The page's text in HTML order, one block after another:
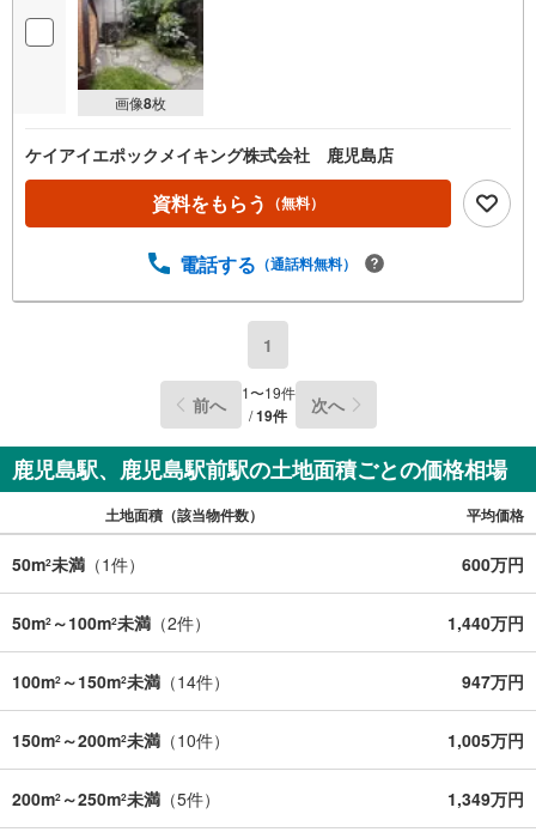
画像8枚
ケイアイエポックメイキング株式会社 鹿児島店
資料をもらう （無料）
電話する （通話料無料）
1
前へ 1〜19件
/19件 次へ
鹿児島駅、鹿児島駅前駅の土地面積ごとの価格相場
土地面積（該当物件数） 平均価格
50m2未満 （1件） 600万円
50m2 ～100m2未満 （2件） 1,440万円
100m2 ～150m2未満 （14件） 947万円
150m2 ～200m2未満 （10件） 1,005万円
200m2 ～250m2未満 （5件） 1,349万円